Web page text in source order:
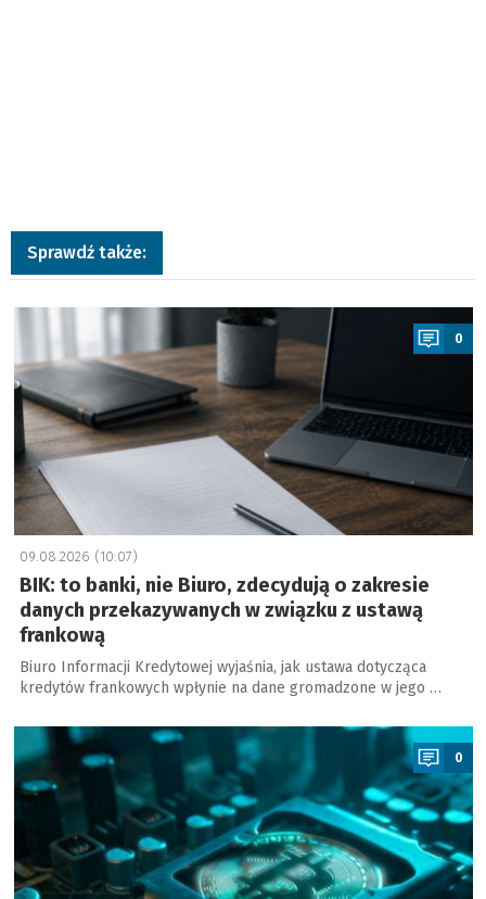
Sprawdź także:
a
0
09.08.2026 (10:07)
BIK: to banki, nie Biuro, zdecydują o zakresie
danych przekazywanych w związku z ustawą
frankową
Biuro Informacji Kredytowej wyjaśnia, jak ustawa dotycząca
kredytów frankowych wpłynie na dane gromadzone w jego …
a
0